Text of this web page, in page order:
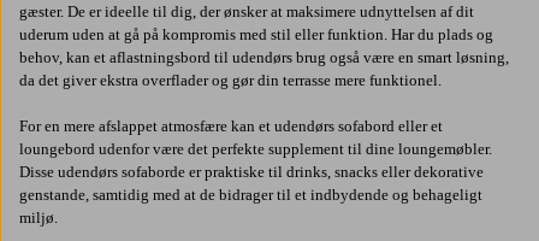
gæster. De er ideelle til dig, der ønsker at maksimere udnyttelsen af dit
uderum uden at gå på kompromis med stil eller funktion. Har du plads og
behov, kan et aflastningsbord til udendørs brug også være en smart løsning,
da det giver ekstra overflader og gør din terrasse mere funktionel.
For en mere afslappet atmosfære kan et udendørs sofabord eller et
loungebord udenfor være det perfekte supplement til dine loungemøbler.
Disse udendørs sofaborde er praktiske til drinks, snacks eller dekorative
genstande, samtidig med at de bidrager til et indbydende og behageligt
miljø.